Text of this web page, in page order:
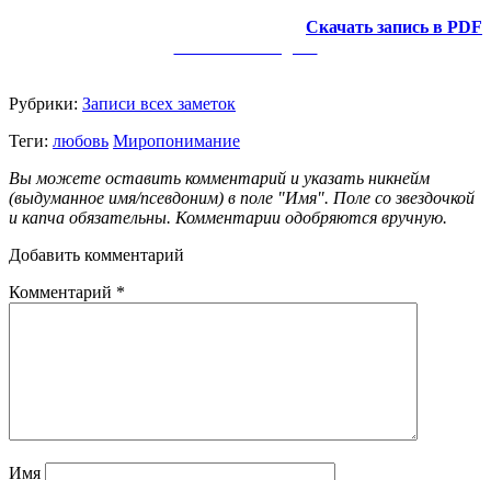
Скачать запись в PDF
Рубрики: Записи всех заметок
Теги: любовь Миропонимание
Вы можете оставить комментарий и указать никнейм
(выдуманное имя/псевдоним) в поле "Имя". Поле со звездочкой
и капча обязательны. Комментарии одобряются вручную.
Добавить комментарий
Комментарий *
Имя